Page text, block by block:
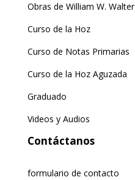
Obras de William W. Walter
Curso de la Hoz
Curso de Notas Primarias
Curso de la Hoz Aguzada
Graduado
Videos y Audios
Contáctanos
formulario de contacto